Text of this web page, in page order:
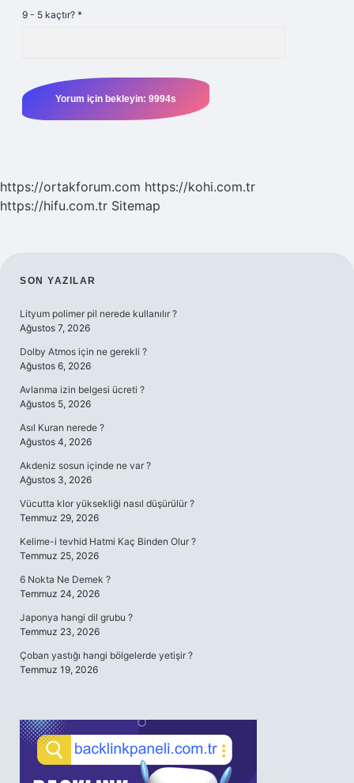
9 - 5 kaçtır? *
https://ortakforum.com https://kohi.com.tr
https://hifu.com.tr Sitemap
SIDEBAR
SON YAZILAR
Lityum polimer pil nerede kullanılır ?
Ağustos 7, 2026
Dolby Atmos için ne gerekli ?
Ağustos 6, 2026
Avlanma izin belgesi ücreti ?
Ağustos 5, 2026
Asıl Kuran nerede ?
Ağustos 4, 2026
Akdeniz sosun içinde ne var ?
Ağustos 3, 2026
Vücutta klor yüksekliği nasıl düşürülür ?
Temmuz 29, 2026
Kelime-i tevhid Hatmi Kaç Binden Olur ?
Temmuz 25, 2026
6 Nokta Ne Demek ?
Temmuz 24, 2026
Japonya hangi dil grubu ?
Temmuz 23, 2026
Çoban yastığı hangi bölgelerde yetişir ?
Temmuz 19, 2026